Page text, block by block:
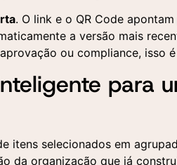
. O link e o QR Code
a versão mais
ou compliance, isso é
para
itens selecionados em
da organização que já